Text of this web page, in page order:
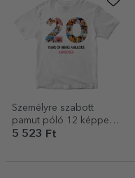
Személyre szabott
pamut póló 12 képpel
és üzenettel – 20 éves
5 523 Ft